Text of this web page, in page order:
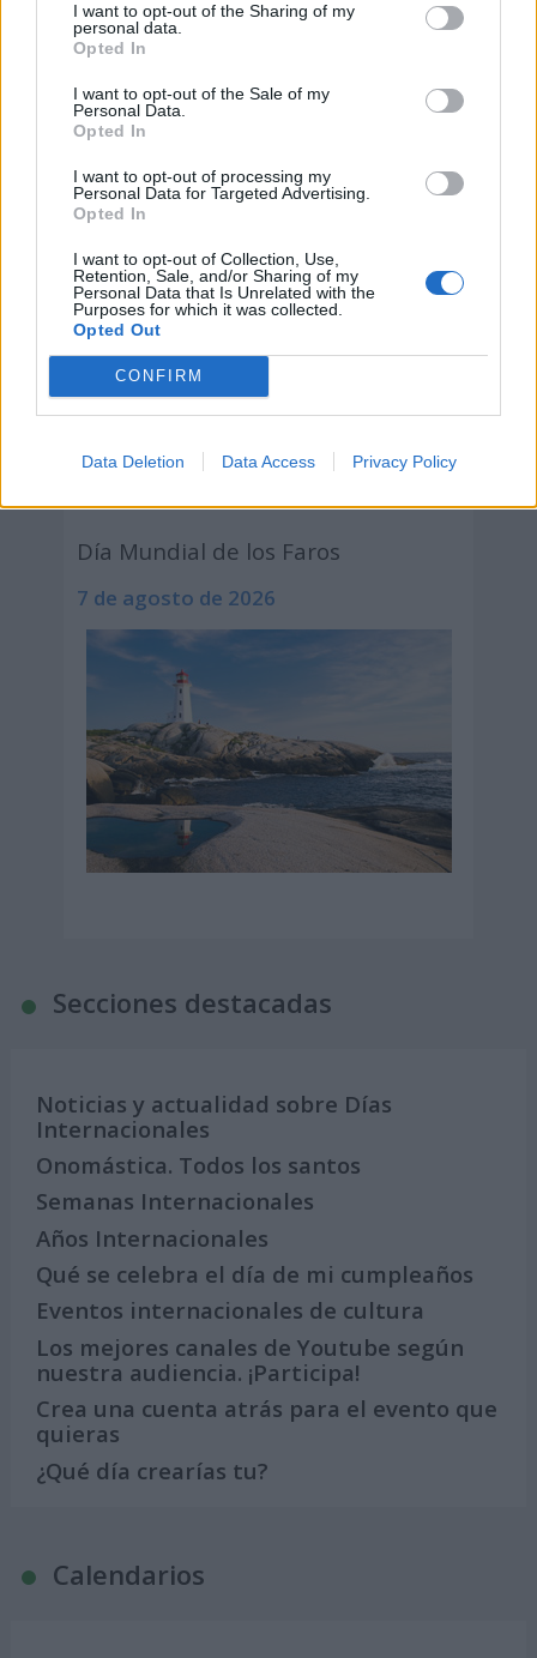
I want to opt-out of the Sharing of my
personal data.
Opted In
I want to opt-out of the Sale of my
Personal Data.
Opted In
I want to opt-out of processing my
Personal Data for Targeted Advertising.
Opted In
I want to opt-out of Collection, Use,
Retention, Sale, and/or Sharing of my
Personal Data that Is Unrelated with the
Purposes for which it was collected.
Opted Out
CONFIRM
Data Deletion Data Access Privacy Policy
Día Mundial de los Faros
7 de agosto de 2026
Secciones destacadas
Noticias y actualidad sobre Días
Internacionales
Onomástica. Todos los santos
Semanas Internacionales
Años Internacionales
Qué se celebra el día de mi cumpleaños
Eventos internacionales de cultura
Los mejores canales de Youtube según
nuestra audiencia. ¡Participa!
Crea una cuenta atrás para el evento que
quieras
¿Qué día crearías tu?
Calendarios